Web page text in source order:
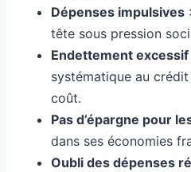
Dépenses impulsives
tête sous pression
Endettement excessif
systématique au
coût.
Pas d’épargne pour
dans ses économies
Oubli des dépenses